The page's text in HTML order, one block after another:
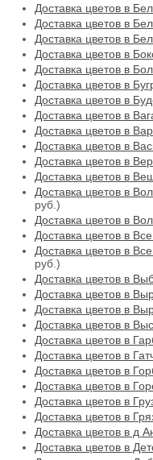
Доставка цветов в
Доставка цветов в
Доставка цветов в
Доставка цветов в
Доставка цветов в
Доставка цветов в
Доставка цветов в
Доставка цветов в
Доставка цветов в
Доставка цветов в
Доставка цветов в
Доставка цветов в
Доставка цветов в
руб.)
Доставка цветов в
Доставка цветов в
Доставка цветов в
руб.)
Доставка цветов в
Доставка цветов в
Доставка цветов в
Доставка цветов в
Доставка цветов в
Доставка цветов в
Доставка цветов в
Доставка цветов в
Доставка цветов в
Доставка цветов в
Доставка цветов в д
Доставка цветов в